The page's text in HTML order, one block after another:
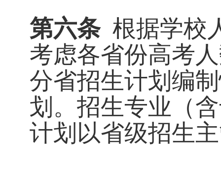
第六条 根据学校
考虑各省份高考
分省招生计划编
划。招生专业（
计划以省级招生